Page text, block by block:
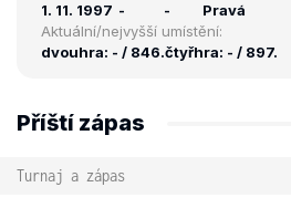
1. 11. 1997 -
-
Pravá
Aktuální/nejvyšší umístění:
dvouhra: - / 846.čtyřhra: - / 897.
Příští zápas
Turnaj a zápas